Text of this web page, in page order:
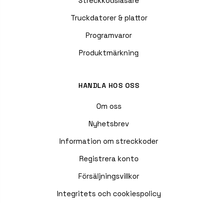
Truckdatorer & plattor
Programvaror
Produktmärkning
HANDLA HOS OSS
Om oss
Nyhetsbrev
Information om streckkoder
Registrera konto
Försäljningsvillkor
Integritets och cookiespolicy